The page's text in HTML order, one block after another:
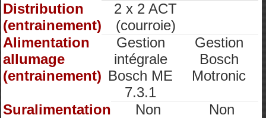
Distribution
(entrainement)
2 x 2 ACT
(courroie)
Alimentation
allumage
(entrainement)
Gestion
intégrale
Bosch ME
7.3.1
Gestion
Bosch
Motronic
Suralimentation Non
Non